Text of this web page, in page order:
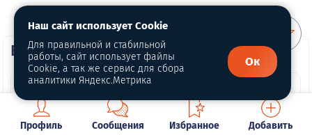
ВИП автомобили
Профиль Сообщения Избранное Добавить
Наш сайт использует Cookie
Для правильной и стабильной
работы, сайт использует файлы
Cookie, а так же сервис для сбора
аналитики Яндекс.Метрика
Ок